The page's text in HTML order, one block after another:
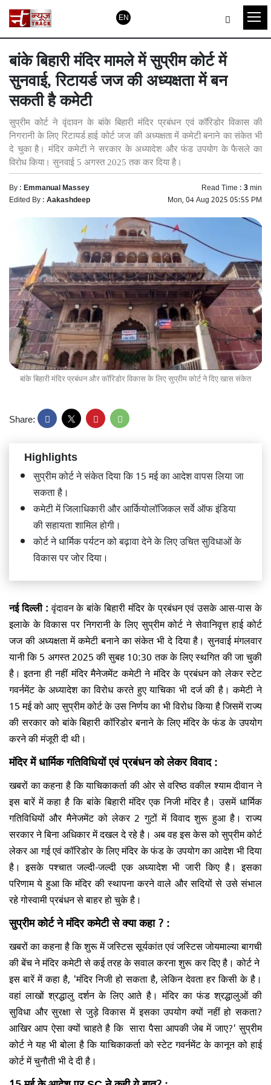
EN
बांके बिहारी मंदिर मामले में सुप्रीम कोर्ट में
सुनवाई, रिटायर्ड जज की अध्यक्षता में बन
सकती है कमेटी
सुप्रीम कोर्ट ने वृंदावन के बांके बिहारी मंदिर प्रबंधन एवं कॉरिडोर विकास की
निगरानी के लिए रिटायर्ड हाई कोर्ट जज की अध्यक्षता में कमेटी बनाने का संकेत भी
दे चुका है। मंदिर कमेटी ने सरकार के अध्यादेश और फंड उपयोग के फैसले का
विरोध किया। सुनवाई 5 अगस्त 2025 तक कर दिया है।
By :Emmanual Massey Read Time :3min
Edited By :Aakashdeep Mon, 04 Aug 2025 05:55 PM
बांके बिहारी मंदिर प्रबंधन और कॉरिडोर विकास के लिए सुप्रीम कोर्ट ने दिए खास संकेत
Share:
Highlights
सुप्रीम कोर्ट ने संकेत दिया कि 15 मई का आदेश वापस लिया जा
सकता है।
कमेटी में जिलाधिकारी और आर्कियोलॉजिकल सर्वे ऑफ इंडिया
की सहायता शामिल होगी।
कोर्ट ने धार्मिक पर्यटन को बढ़ावा देने के लिए उचित सुविधाओं के
विकास पर जोर दिया।
नई दिल्ली :वृंदावन के बांके बिहारी मंदिर के प्रबंधन एवं उसके आस-पास के
इलाके के विकास पर निगरानी के लिए सुप्रीम कोर्ट ने सेवानिवृत्त हाई कोर्ट
जज की अध्यक्षता में कमेटी बनाने का संकेत भी दे दिया है। सुनवाई मंगलवार
यानी कि 5 अगस्त 2025 की सुबह 10:30 तक के लिए स्थगित की जा चुकी
है। इतना ही नहीं मंदिर मैनेजमेंट कमेटी ने मंदिर के प्रबंधन को लेकर स्टेट
गवर्नमेंट के अध्यादेश का विरोध करते हुए याचिका भी दर्ज की है। कमेटी ने
15 मई को आए सुप्रीम कोर्ट के उस निर्णय का भी विरोध किया है जिसमें राज्य
की सरकार को बांके बिहारी कॉरिडोर बनाने के लिए मंदिर के फंड के उपयोग
करने की मंजूरी दी थी।
मंदिर में धार्मिक गतिविधियों एवं प्रबंधन को लेकर विवाद :
खबरों का कहना है कि याचिकाकर्ता की ओर से वरिष्ठ वकील श्याम दीवान ने
इस बारें में कहा है कि बांके बिहारी मंदिर एक निजी मंदिर है। उसमें धार्मिक
गतिविधियों और मैनेजमेंट को लेकर 2 गुटों में विवाद शुरू हुआ है। राज्य
सरकार ने बिना अधिकार में दखल दे रहे है। अब वह इस केस को सुप्रीम कोर्ट
लेकर आ गई एवं कॉरिडोर के लिए मंदिर के फंड के उपयोग का आदेश भी दिया
है। इसके पश्चात जल्दी-जल्दी एक अध्यादेश भी जारी किए है। इसका
परिणाम ये हुआ कि मंदिर की स्थापना करने वाले और सदियों से उसे संभाल
रहे गोस्वामी प्रबंधन से बाहर हो चुके है।
सुप्रीम कोर्ट ने मंदिर कमेटी से क्या कहा ? :
खबरों का कहना है कि शुरू में जस्टिस सूर्यकांत एवं जस्टिस जोयमाल्या बागची
की बेंच ने मंदिर कमेटी से कई तरह के सवाल करना शुरू कर दिए है। कोर्ट ने
इस बारें में कहा है, 'मंदिर निजी हो सकता है, लेकिन देवता हर किसी के है।
वहां लाखों श्रद्धालु दर्शन के लिए आते है। मंदिर का फंड श्रद्धालुओं की
सुविधा और सुरक्षा से जुड़े विकास में इसका उपयोग क्यों नहीं हो सकता?
आखिर आप ऐसा क्यों चाहते है कि सारा पैसा आपकी जेब में जाए?' सुप्रीम
कोर्ट ने यह भी बोला है कि याचिकाकर्ता को स्टेट गवर्नमेंट के कानून को हाई
कोर्ट में चुनौती भी दे दी है।